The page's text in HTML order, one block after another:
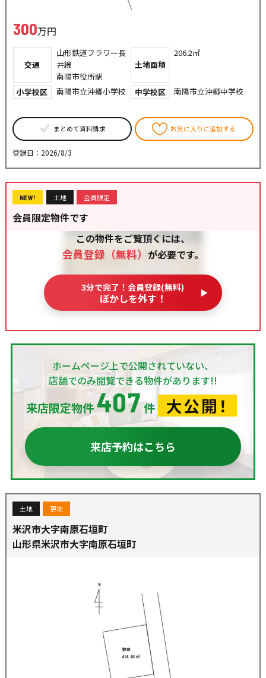
300万円
交通
山形鉄道フラワー長
井線
南陽市役所駅
土地面積
206.2㎡
小学校区 南陽市立沖郷小学校 中学校区 南陽市立沖郷中学校
まとめて資料請求 お気に入りに追加する
登録日：2026/8/3
NEW! 土地 会員限定
会員限定物件です
この物件をご覧頂くには、
会員登録（無料） が必要です。
3分で完了！会員登録(無料)
ぼかしを外す！
ホームページ上で公開されていない、
店舗でのみ閲覧できる物件があります!!
来店限定物件 407件 大公開！
来店予約はこちら
土地 更地
米沢市大字南原石垣町
山形県米沢市大字南原石垣町